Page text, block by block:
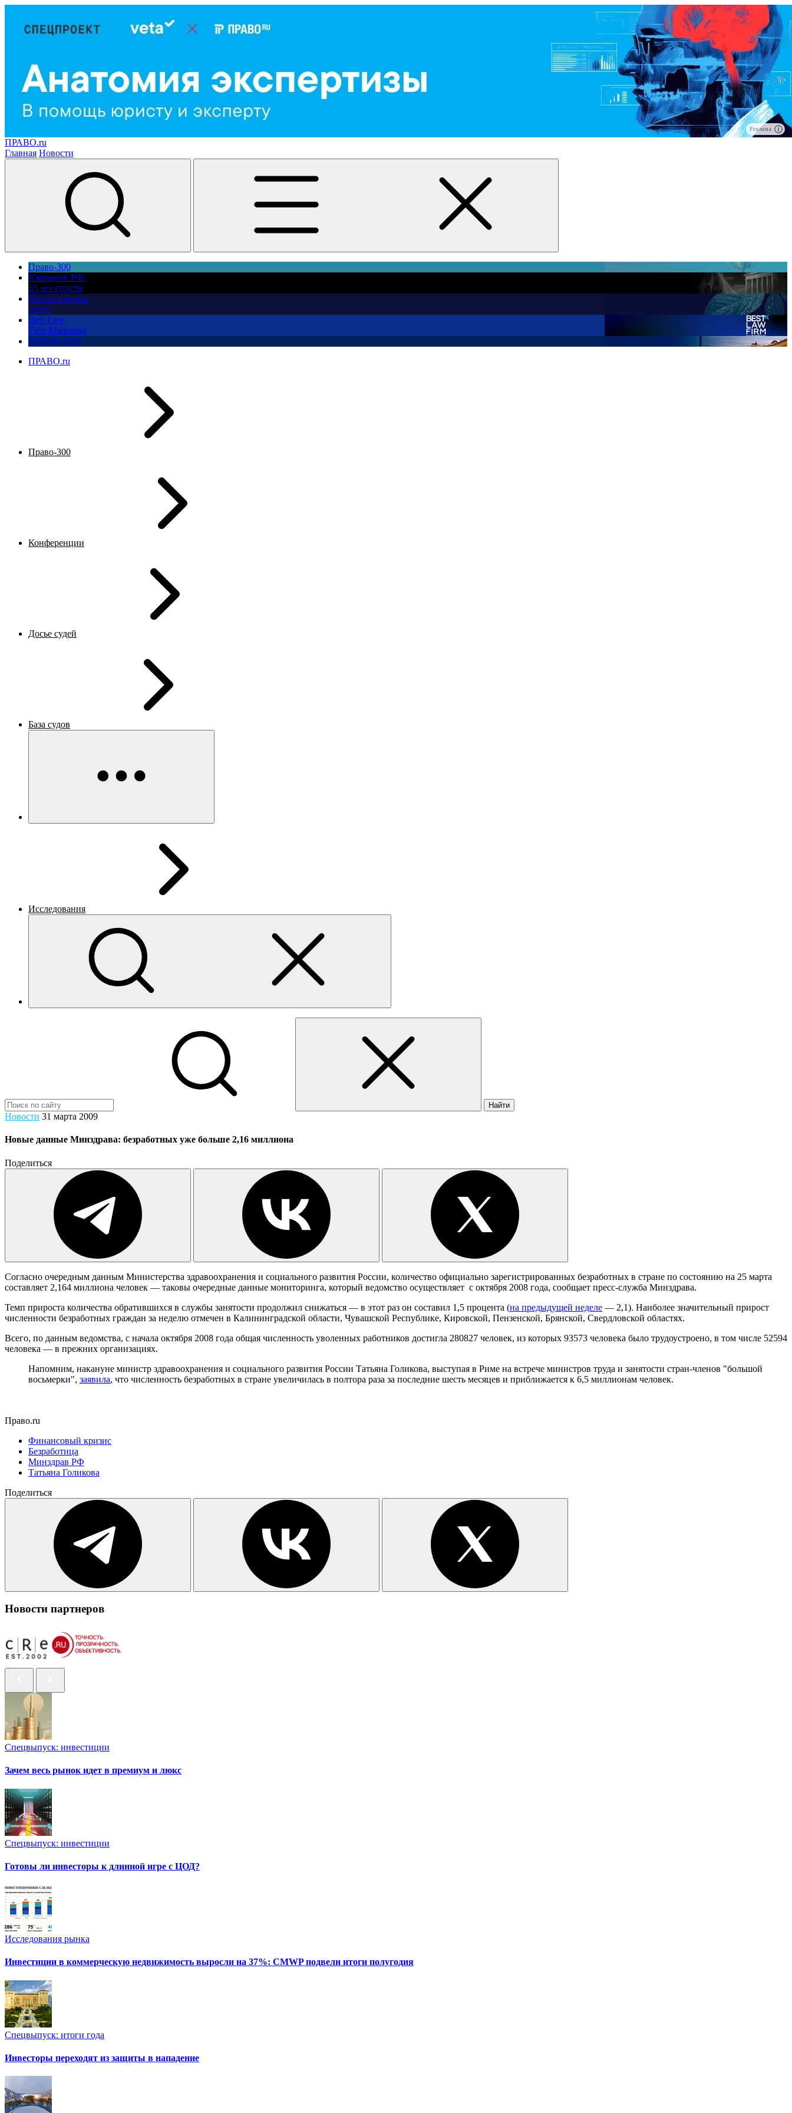
Реклама
ПРАВО.ru
Главная Новости
Право-300
Юррынок РФ:
35 лет спустя
Экологическое
право
Best Law
Firm Marketing
ПМЮФ 2026
ПРАВО.ru
Право-300
Конференции
Досье судей
База судов
Исследования
Найти
Новости 31 марта 2009
Новые данные Минздрава: безработных уже больше 2,16 миллиона
Поделиться
Согласно очередным данным Министерства здравоохранения и социального развития России, количество официально зарегистрированных безработных в стране по состоянию на 25 марта
составляет 2,164 миллиона человек — таковы очередные данные мониторинга, который ведомство осуществляет с октября 2008 года, сообщает пресс-служба Минздрава.
Темп прироста количества обратившихся в службы занятости продолжил снижаться — в этот раз он составил 1,5 процента (на предыдущей неделе — 2,1). Наиболее значительный прирост
численности безработных граждан за неделю отмечен в Калининградской области, Чувашской Республике, Кировской, Пензенской, Брянской, Свердловской областях.
Всего, по данным ведомства, с начала октября 2008 года общая численность уволенных работников достигла 280827 человек, из которых 93573 человека было трудоустроено, в том числе 52594
человека — в прежних организациях.
Напомним, накануне министр здравоохранения и социального развития России Татьяна Голикова, выступая в Риме на встрече министров труда и занятости стран-членов "большой
восьмерки", заявила, что численность безработных в стране увеличилась в полтора раза за последние шесть месяцев и приближается к 6,5 миллионам человек.
Право.ru
Финансовый кризис
Безработица
Минздрав РФ
Татьяна Голикова
Поделиться
Новости партнеров
Спецвыпуск: инвестиции
Зачем весь рынок идет в премиум и люкс
Спецвыпуск: инвестиции
Готовы ли инвесторы к длинной игре с ЦОД?
Исследования рынка
Инвестиции в коммерческую недвижимость выросли на 37%: CMWP подвели итоги полугодия
Спецвыпуск: итоги года
Инвесторы переходят из защиты в нападение